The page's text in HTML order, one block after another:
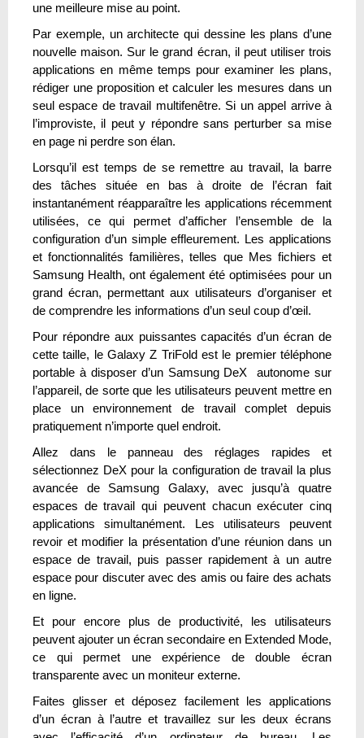
une meilleure mise au point.
Par exemple, un architecte qui dessine les plans d’une
nouvelle maison. Sur le grand écran, il peut utiliser trois
applications en même temps pour examiner les plans,
rédiger une proposition et calculer les mesures dans un
seul espace de travail multifenêtre. Si un appel arrive à
l’improviste, il peut y répondre sans perturber sa mise
en page ni perdre son élan.
Lorsqu’il est temps de se remettre au travail, la barre
des tâches située en bas à droite de l’écran fait
instantanément réapparaître les applications récemment
utilisées, ce qui permet d’afficher l’ensemble de la
configuration d’un simple effleurement. Les applications
et fonctionnalités familières, telles que Mes fichiers et
Samsung Health, ont également été optimisées pour un
grand écran, permettant aux utilisateurs d’organiser et
de comprendre les informations d’un seul coup d’œil.
Pour répondre aux puissantes capacités d’un écran de
cette taille, le Galaxy Z TriFold est le premier téléphone
portable à disposer d’un Samsung DeX autonome sur
l’appareil, de sorte que les utilisateurs peuvent mettre en
place un environnement de travail complet depuis
pratiquement n’importe quel endroit.
Allez dans le panneau des réglages rapides et
sélectionnez DeX pour la configuration de travail la plus
avancée de Samsung Galaxy, avec jusqu’à quatre
espaces de travail qui peuvent chacun exécuter cinq
applications simultanément. Les utilisateurs peuvent
revoir et modifier la présentation d’une réunion dans un
espace de travail, puis passer rapidement à un autre
espace pour discuter avec des amis ou faire des achats
en ligne.
Et pour encore plus de productivité, les utilisateurs
peuvent ajouter un écran secondaire en Extended Mode,
ce qui permet une expérience de double écran
transparente avec un moniteur externe.
Faites glisser et déposez facilement les applications
d’un écran à l’autre et travaillez sur les deux écrans